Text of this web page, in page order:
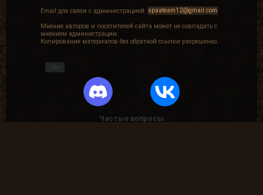
Email для связи с администрацией: spaateam12@gmail.com
Мнение авторов и посетителей сайта может не совпадать с
мнением администрации.
Копирование материалов без обратной ссылки разрешенно.
16+
Частые вопросы